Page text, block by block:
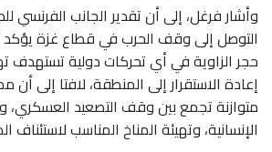
وأشار فرغل، إلى أن تقدير الجانب الفرنسي
التوصل إلى وقف الحرب في قطاع غزة يؤكد
حجر الزاوية في أي تحركات دولية تستهدف
إعادة الاستقرار إلى المنطقة، لافتا إلى
متوازنة تجمع بين وقف التصعيد العسكري،
الإنسانية، وتهيئة المناخ المناسب لاستئناف